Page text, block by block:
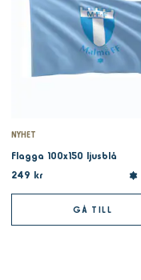
NYHET
Flagga 100x150 ljusblå
249 kr
GÅ TILL